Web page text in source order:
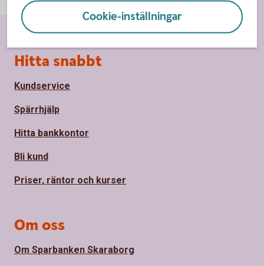
Cookie-inställningar
Sidfot
Hitta snabbt
Kundservice
Spärrhjälp
Hitta bankkontor
Bli kund
Priser, räntor och kurser
Om oss
Om Sparbanken Skaraborg